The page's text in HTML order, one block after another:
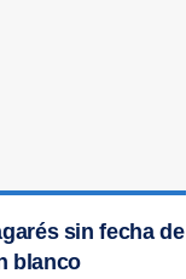
sin fecha de
blanco